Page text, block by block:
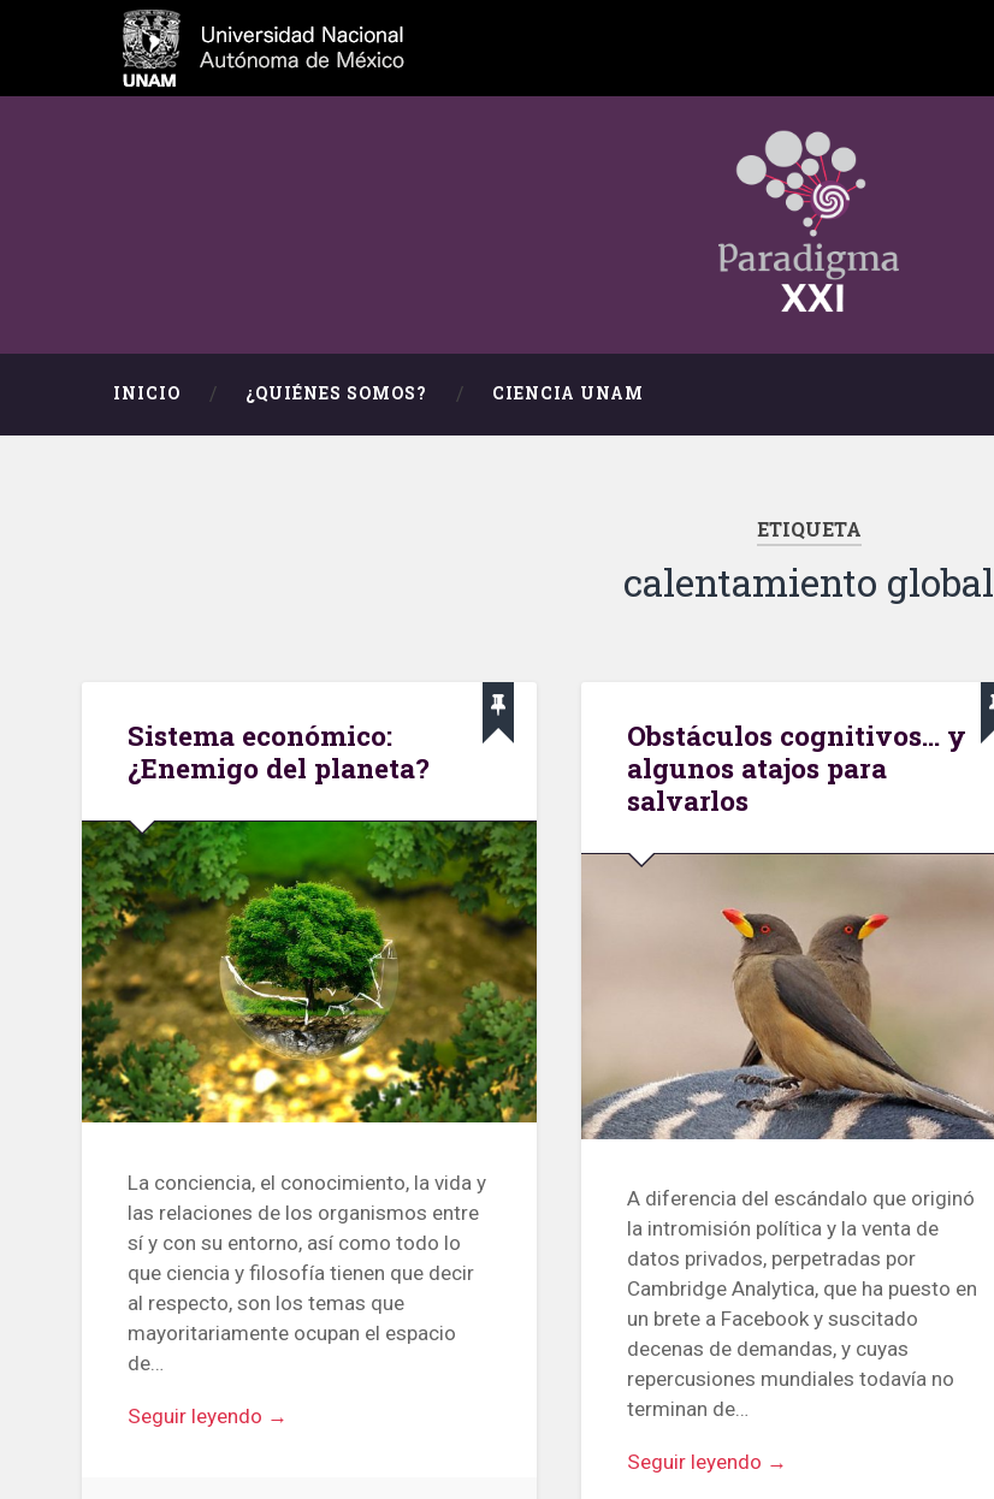
INICIO ¿QUIÉNES SOMOS? CIENCIA UNAM
ETIQUETA
calentamiento global
Sistema económico:
¿Enemigo del planeta?
La conciencia, el conocimiento, la vida y
las relaciones de los organismos entre
sí y con su entorno, así como todo lo
que ciencia y filosofía tienen que decir
al respecto, son los temas que
mayoritariamente ocupan el espacio
de…
Seguir leyendo →
Obstáculos cognitivos… y
algunos atajos para
salvarlos
A diferencia del escándalo que originó
la intromisión política y la venta de
datos privados, perpetradas por
Cambridge Analytica, que ha puesto en
un brete a Facebook y suscitado
decenas de demandas, y cuyas
repercusiones mundiales todavía no
terminan de…
Seguir leyendo →